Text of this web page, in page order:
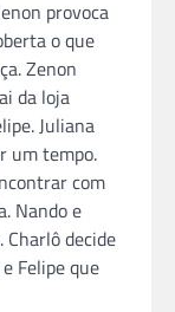
provoca
o que
Zenon
da loja
Juliana
um tempo.
com
Nando e
decide
Felipe que